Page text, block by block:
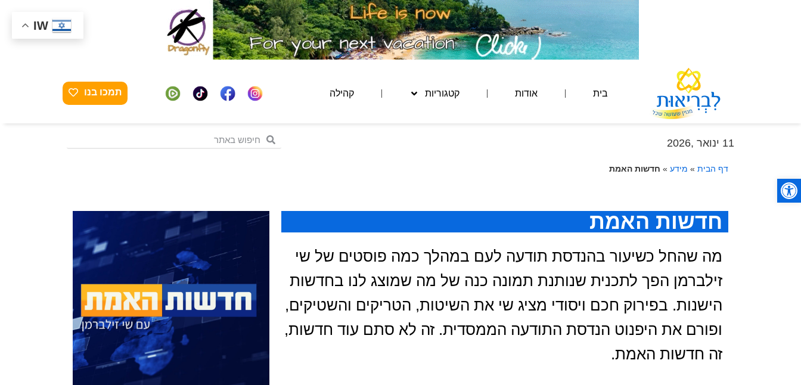
פתח סרגל נגישות
בית אודות קטגוריות קהילה תמכו בנו
11 ינואר ,2026
דף הבית » מידע » חדשות האמת
חדשות האמת
מה שהחל כשיעור בהנדסת תודעה לעם במהלך כמה פוסטים של שי
זילברמן הפך לתכנית שנותנת תמונה כנה של מה שמוצג לנו בחדשות
הישנות. בפירוק חכם ויסודי מציג שי את השיטות, הטריקים והשטיקים,
ופורם את היפנוט הנדסת התודעה הממסדית. זה לא סתם עוד חדשות,
זה חדשות האמת.
IW